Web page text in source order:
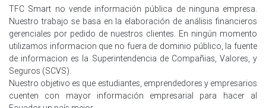
TFC Smart no vende información pública de ninguna empresa.
Nuestro trabajo se basa en la elaboración de análisis financieros
gerenciales por pedido de nuestros clientes. En ningún momento
utilizamos informacion que no fuera de dominio público, la fuente
de informacion es la Superintendencia de Compañias, Valores, y
Seguros (SCVS).
Nuestro objetivo es que estudiantes, emprendedores y empresarios
cuenten con mayor información empresarial para hacer al